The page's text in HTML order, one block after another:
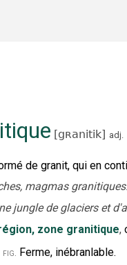
[gʀanitik] adj.
de granit, qui en
magmas granitiques.
jungle de glaciers et
zone granitique,
fig. Ferme, inébranlable.